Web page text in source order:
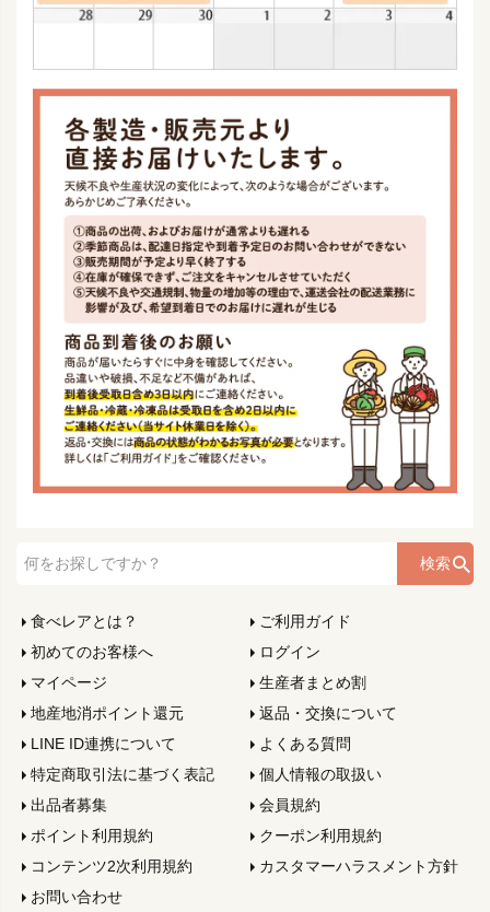
検索
食べレアとは？
ご利用ガイド
初めてのお客様へ
ログイン
マイページ
生産者まとめ割
地産地消ポイント還元
返品・交換について
LINE ID連携について
よくある質問
特定商取引法に基づく表記
個人情報の取扱い
出品者募集
会員規約
ポイント利用規約
クーポン利用規約
コンテンツ2次利用規約
カスタマーハラスメント方針
お問い合わせ